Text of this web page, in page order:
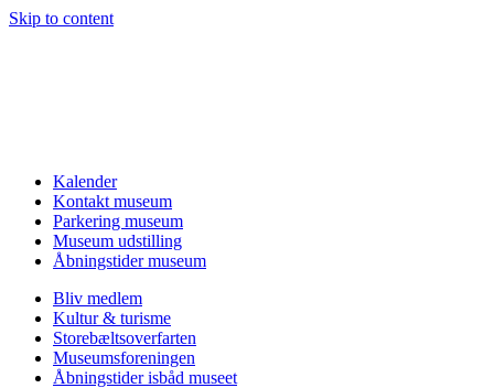
Skip to content
Kalender
Kontakt museum
Parkering museum
Museum udstilling
Åbningstider museum
Bliv medlem
Kultur & turisme
Storebæltsoverfarten
Museumsforeningen
Åbningstider isbåd museet